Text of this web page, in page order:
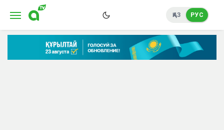
ҚАЗ РУС